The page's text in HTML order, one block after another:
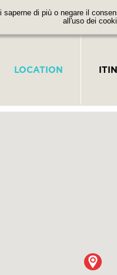
di più o negare il
all'uso dei
LOCATION